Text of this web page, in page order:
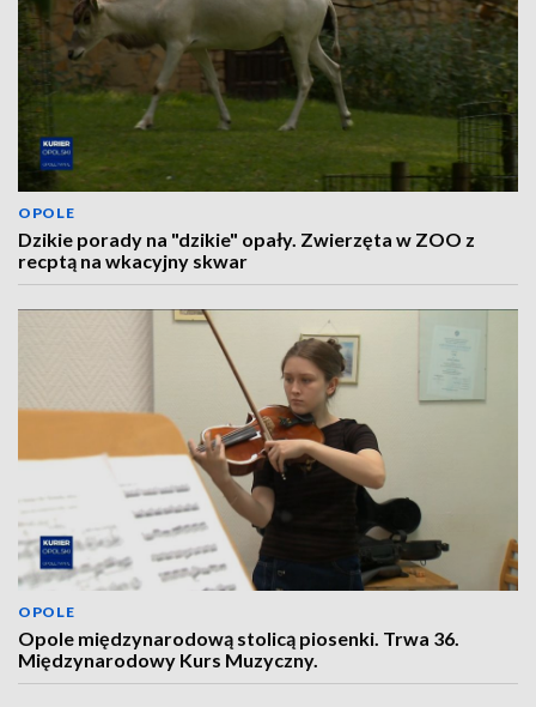
OPOLE
Dzikie porady na "dzikie" opały. Zwierzęta w ZOO z
recptą na wkacyjny skwar
OPOLE
Opole międzynarodową stolicą piosenki. Trwa 36.
Międzynarodowy Kurs Muzyczny.